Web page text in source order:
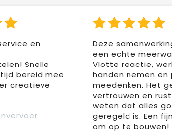
en
Snelle
bereid mee
creatieve
Deze
een echte
Vlotte reactie,
handen nemen
meedenken. Het
vertrouwen en
weten dat alles
geregeld is. Een
om op te bouwen!